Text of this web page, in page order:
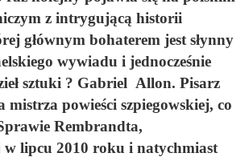
z intrygującą historii
głównym bohaterem jest słynny
wywiadu i jednocześnie
sztuki ? Gabriel Allon. Pisarz
mistrza powieści szpiegowskiej, co
Rembrandta,
lipcu 2010 roku i natychmiast